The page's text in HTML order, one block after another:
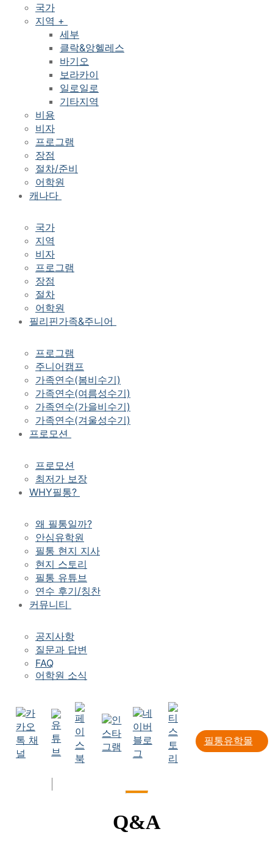
국가
지역 +
세부
클락&앙헬레스
바기오
보라카이
일로일로
기타지역
비용
비자
프로그램
장점
절차/준비
어학원
캐나다
국가
지역
비자
프로그램
장점
절차
어학원
필리핀가족&주니어
프로그램
주니어캠프
가족연수(봄비수기)
가족연수(여름성수기)
가족연수(가을비수기)
가족연수(겨울성수기)
프로모션
프로모션
최저가 보장
WHY필통?
왜 필통일까?
안심유학원
필통 현지 지사
현지 스토리
필통 유튜브
연수 후기/칭찬
커뮤니티
공지사항
질문과 답변
FAQ
어학원 소식
필통유학몰
Q&A